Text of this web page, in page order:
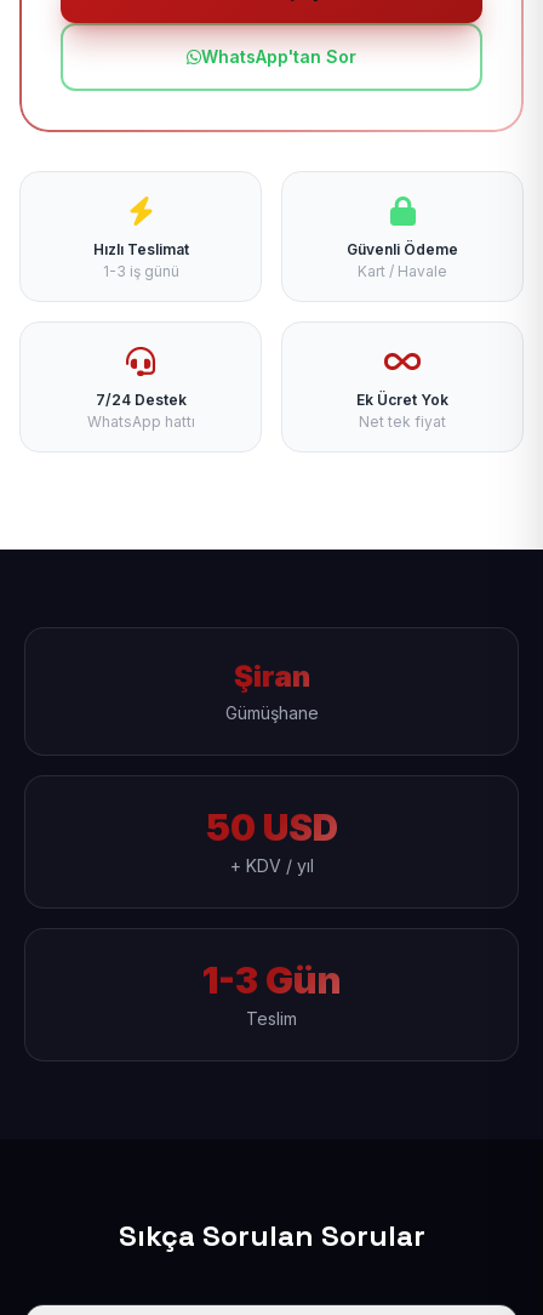
WhatsApp'tan Sor
Hızlı Teslimat
1-3 iş günü
Güvenli Ödeme
Kart / Havale
7/24 Destek
WhatsApp hattı
Ek Ücret Yok
Net tek fiyat
Şiran
Gümüşhane
50 USD
+ KDV / yıl
1-3 Gün
Teslim
Sıkça Sorulan Sorular